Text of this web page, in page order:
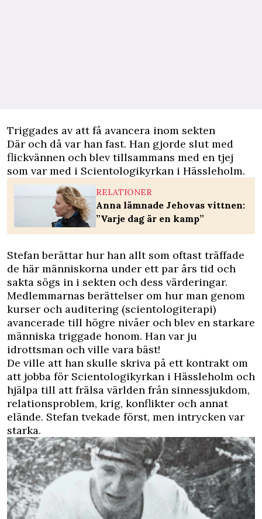
Triggades av att få avancera inom sekten
Där och då var han fast. Han gjorde slut med
flickvännen och blev tillsammans med en tjej
som var med i Scientologikyrkan i Hässleholm.
RELATIONER
Anna lämnade Jehovas vittnen:
”Varje dag är en kamp”
Stefan berättar hur han allt som oftast träffade
de här människorna under ett par års tid och
sakta sögs in i sekten och dess värderingar.
Medlemmarnas berättelser om hur man genom
kurser och auditering (scientologiterapi)
avancerade till högre nivåer och blev en starkare
människa triggade honom. Han var ju
idrottsman och ville vara bäst!
De ville att han skulle skriva på ett kontrakt om
att jobba för Scientologikyrkan i Hässleholm och
hjälpa till att frälsa världen från sinnessjukdom,
relationsproblem, krig, konflikter och annat
elände. Stefan tvekade först, men intrycken var
starka.